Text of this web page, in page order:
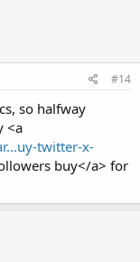
#14
so halfway
<a
twitter-x-
buy</a> for